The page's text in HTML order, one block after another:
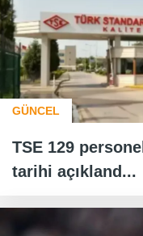
GÜNCEL
TSE 129
tarihi açıkland...